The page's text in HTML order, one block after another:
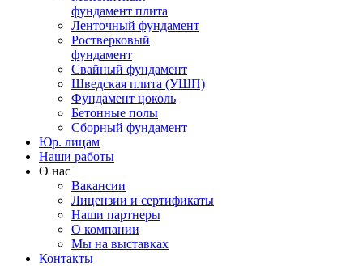
фундамент плита
Ленточный фундамент
Ростверковый
фундамент
Свайный фундамент
Шведская плита (УШП)
Фундамент цоколь
Бетонные полы
Сборный фундамент
Юр. лицам
Наши работы
О нас
Вакансии
Лицензии и сертификаты
Наши партнеры
О компании
Мы на выставках
Контакты